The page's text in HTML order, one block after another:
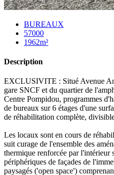
BUREAUX
57000
1962m²
Description
EXCLUSIVITE : Situé Avenue
gare SNCF et du quartier de
Centre Pompidou, programmes
de bureaux sur 6 étages d'une
de réhabilitation complète,
Les locaux sont en cours de
suit curage de l'ensemble des
thermique renforcée par l'intérieur
périphériques de façades de
paysagés ('open space')